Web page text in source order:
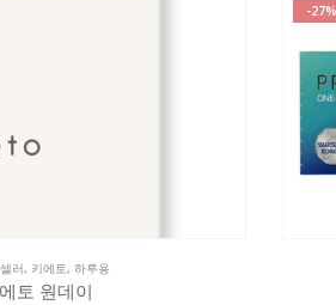
러, 키에토, 하루용
토 원데이
-27%